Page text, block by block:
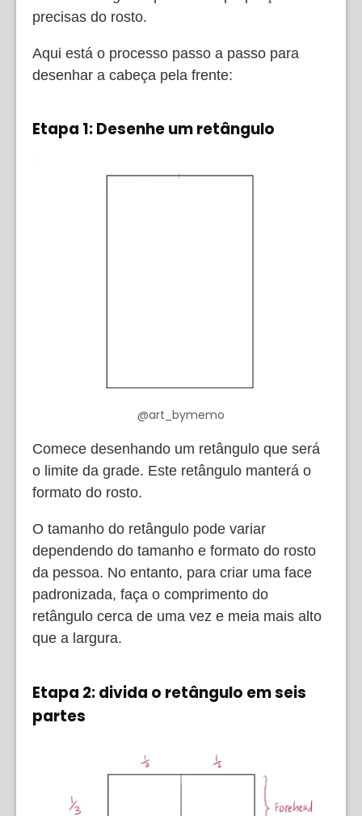
precisas do rosto.
Aqui está o processo passo a passo para
desenhar a cabeça pela frente:
Etapa 1:Desenhe um retângulo
@art_bymemo
Comece desenhando um retângulo que será
o limite da grade. Este retângulo manterá o
formato do rosto.
O tamanho do retângulo pode variar
dependendo do tamanho e formato do rosto
da pessoa. No entanto, para criar uma face
padronizada, faça o comprimento do
retângulo cerca de uma vez e meia mais alto
que a largura.
Etapa 2: divida o retângulo em seis
partes